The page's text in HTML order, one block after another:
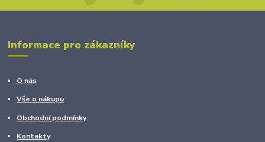
Informace pro zákazníky
O nás
Vše o nákupu
Obchodní podmínky
Kontakty